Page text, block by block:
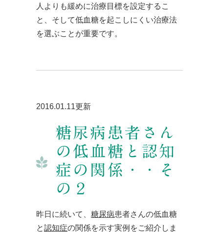
人よりも緩めに治療目標を設定するこ
と、そして低血糖を起こしにくい治療法
を選ぶことが重要です。
2016.01.11更新
糖尿病患者さん
の低血糖と認知
症の関係・・そ
の２
昨日に続いて、 糖尿病患者さんの低血糖
と認知症の関係を示す実例をご紹介しま